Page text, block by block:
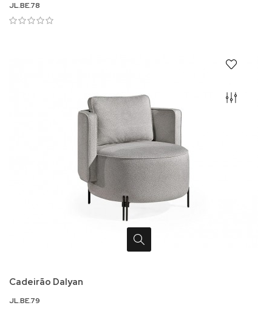
JL.BE.78
Cadeirão Dalyan
JL.BE.79